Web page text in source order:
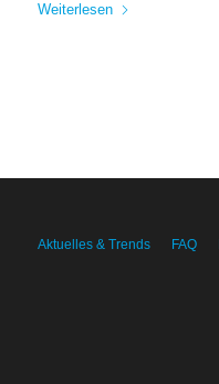
Weiterlesen
Aktuelles & Trends FAQ